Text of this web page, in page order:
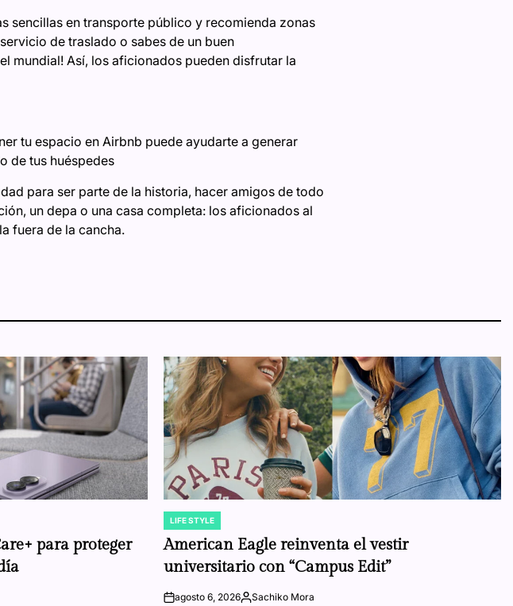
sencillas en transporte público y recomienda zonas
de traslado o sabes de un buen
mundial! Así, los aficionados pueden disfrutar la
tu espacio en Airbnb puede ayudarte a generar
de tus huéspedes
para ser parte de la historia, hacer amigos de todo
un depa o una casa completa: los aficionados al
fuera de la cancha.
para proteger
POSTED
IN
LIFE STYLE
American Eagle reinventa el vestir
universitario con “Campus Edit”
onagosto 6, 2026Posted
Sachiko Mora